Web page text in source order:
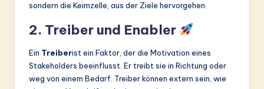
sondern die Keimzelle, aus der Ziele hervorgehen.
2. Treiber und Enabler
Ein Treiberist ein Faktor, der die Motivation eines
Stakeholders beeinflusst. Er treibt sie in Richtung oder
weg von einem Bedarf. Treiber können extern sein, wie